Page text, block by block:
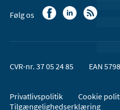
Følg os
CVR-nr. 37 05 24 85 EAN
Privatlivspolitik
Cookie
Tilgængelighedserklæring